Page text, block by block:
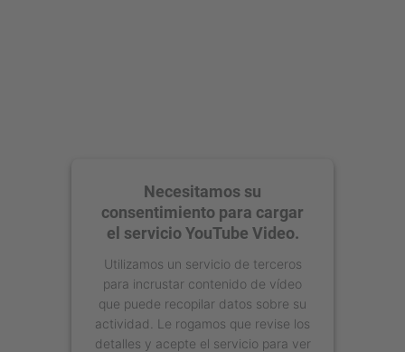
Necesitamos su
consentimiento para cargar
el servicio YouTube Video.
Utilizamos un servicio de terceros
para incrustar contenido de vídeo
que puede recopilar datos sobre su
actividad. Le rogamos que revise los
detalles y acepte el servicio para ver